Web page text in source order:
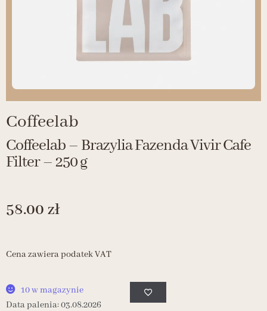
Coffeelab
Coffeelab – Brazylia Fazenda Vivir Cafe
Filter – 250 g
58.00 zł
Cena zawiera podatek VAT
10 w magazynie
Data palenia: 03.08.2026